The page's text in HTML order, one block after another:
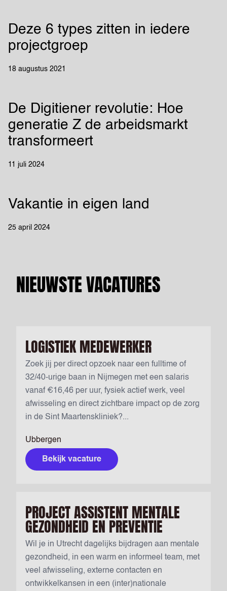
Deze 6 types zitten in iedere
projectgroep
18 augustus 2021
De Digitiener revolutie: Hoe
generatie Z de arbeidsmarkt
transformeert
11 juli 2024
Vakantie in eigen land
25 april 2024
NIEUWSTE VACATURES
LOGISTIEK MEDEWERKER
Ubbergen
Zoek jij per direct opzoek naar een fulltime of
32/40-urige baan in Nijmegen met een salaris
vanaf €16,46 per uur, fysiek actief werk, veel
afwisseling en direct zichtbare impact op de zorg
in de Sint Maartenskliniek?...
Bekijk vacature
PROJECT ASSISTENT MENTALE
GEZONDHEID EN PREVENTIE
Wil je in Utrecht dagelijks bijdragen aan mentale
gezondheid, in een warm en informeel team, met
veel afwisseling, externe contacten en
ontwikkelkansen in een (inter)nationale